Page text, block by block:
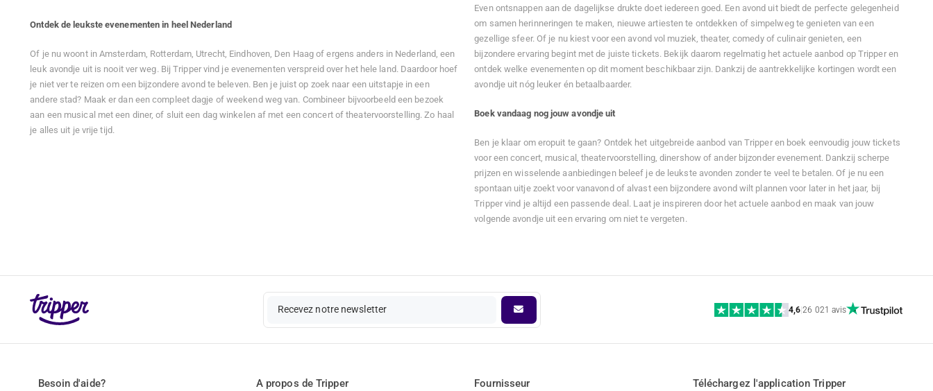
Ontdek de leukste evenementen in heel Nederland
Of je nu woont in Amsterdam, Rotterdam, Utrecht, Eindhoven, Den Haag of ergens anders in Nederland, een
leuk avondje uit is nooit ver weg. Bij Tripper vind je evenementen verspreid over het hele land. Daardoor hoef
je niet ver te reizen om een bijzondere avond te beleven. Ben je juist op zoek naar een uitstapje in een
andere stad? Maak er dan een compleet dagje of weekend weg van. Combineer bijvoorbeeld een bezoek
aan een musical met een diner, of sluit een dag winkelen af met een concert of theatervoorstelling. Zo haal
je alles uit je vrije tijd.
Even ontsnappen aan de dagelijkse drukte doet iedereen goed. Een avond uit biedt de perfecte gelegenheid
om samen herinneringen te maken, nieuwe artiesten te ontdekken of simpelweg te genieten van een
gezellige sfeer. Of je nu kiest voor een avond vol muziek, theater, comedy of culinair genieten, een
bijzondere ervaring begint met de juiste tickets. Bekijk daarom regelmatig het actuele aanbod op Tripper en
ontdek welke evenementen op dit moment beschikbaar zijn. Dankzij de aantrekkelijke kortingen wordt een
avondje uit nóg leuker én betaalbaarder.
Boek vandaag nog jouw avondje uit
Ben je klaar om eropuit te gaan? Ontdek het uitgebreide aanbod van Tripper en boek eenvoudig jouw tickets
voor een concert, musical, theatervoorstelling, dinershow of ander bijzonder evenement. Dankzij scherpe
prijzen en wisselende aanbiedingen beleef je de leukste avonden zonder te veel te betalen. Of je nu een
spontaan uitje zoekt voor vanavond of alvast een bijzondere avond wilt plannen voor later in het jaar, bij
Tripper vind je altijd een passende deal. Laat je inspireren door het actuele aanbod en maak van jouw
volgende avondje uit een ervaring om niet te vergeten.
Recevez notre newsletter 4,6|26 021 avis
Besoin d'aide? A propos de Tripper Fournisseur Téléchargez l'application Tripper